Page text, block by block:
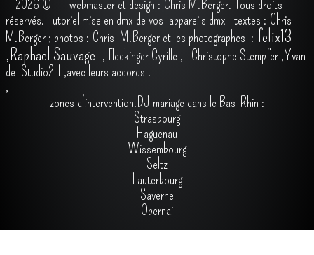
- 2026 © - webmaster et design : Chris M.Berger. Tous droits
réservés. Tutoriel mise en dmx de vos appareils dmx textes : Chris
M.Berger ; photos : Chris M.Berger et les photographes : felix13
,Raphael Sauvage , Fleckinger Cyrille , Christophe Stempfer ,Yvan
de Studio2H ,avec leurs accords .
,
zones d’intervention.DJ mariage dans le Bas-Rhin :
Strasbourg
Haguenau
Wissembourg
Seltz
Lauterbourg
Saverne
Obernai